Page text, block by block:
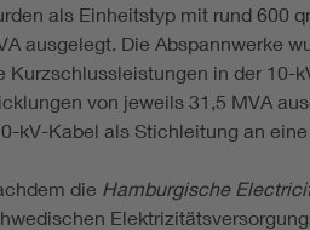
als Einheitstyp mit rund 600
ausgelegt. Die Abspannwerke
Kurzschlussleistungen in der 10-
von jeweils 31,5 MVA
kV-Kabel als Stichleitung an
die Hamburgische